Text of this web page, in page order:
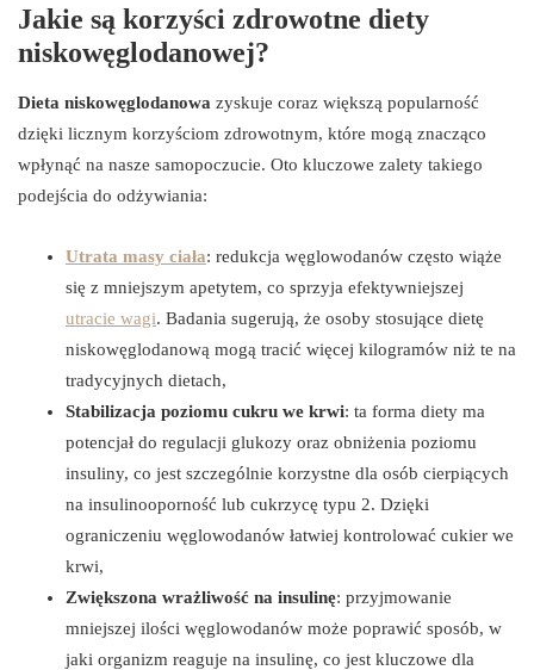
Jakie są korzyści zdrowotne diety
niskowęglodanowej?
Dieta niskowęglodanowa zyskuje coraz większą popularność
dzięki licznym korzyściom zdrowotnym, które mogą znacząco
wpłynąć na nasze samopoczucie. Oto kluczowe zalety takiego
podejścia do odżywiania:
Utrata masy ciała: redukcja węglowodanów często wiąże
się z mniejszym apetytem, co sprzyja efektywniejszej
utracie wagi. Badania sugerują, że osoby stosujące dietę
niskowęglodanową mogą tracić więcej kilogramów niż te na
tradycyjnych dietach,
Stabilizacja poziomu cukru we krwi: ta forma diety ma
potencjał do regulacji glukozy oraz obniżenia poziomu
insuliny, co jest szczególnie korzystne dla osób cierpiących
na insulinooporność lub cukrzycę typu 2. Dzięki
ograniczeniu węglowodanów łatwiej kontrolować cukier we
krwi,
Zwiększona wrażliwość na insulinę: przyjmowanie
mniejszej ilości węglowodanów może poprawić sposób, w
jaki organizm reaguje na insulinę, co jest kluczowe dla